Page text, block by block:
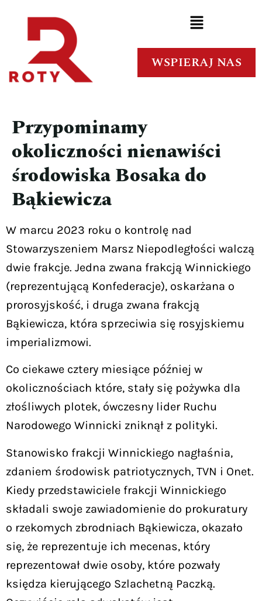
WSPIERAJ NAS
Przypominamy
okoliczności nienawiści
środowiska Bosaka do
Bąkiewicza
W marcu 2023 roku o kontrolę nad
Stowarzyszeniem Marsz Niepodległości walczą
dwie frakcje. Jedna zwana frakcją Winnickiego
(reprezentującą Konfederacje), oskarżana o
prorosyjskość, i druga zwana frakcją
Bąkiewicza, która sprzeciwia się rosyjskiemu
imperializmowi.
Co ciekawe cztery miesiące później w
okolicznościach które, stały się pożywka dla
złośliwych plotek, ówczesny lider Ruchu
Narodowego Winnicki zniknął z polityki.
Stanowisko frakcji Winnickiego nagłaśnia,
zdaniem środowisk patriotycznych, TVN i Onet.
Kiedy przedstawiciele frakcji Winnickiego
składali swoje zawiadomienie do prokuratury
o rzekomych zbrodniach Bąkiewicza, okazało
się, że reprezentuje ich mecenas, który
reprezentował dwie osoby, które pozwały
księdza kierującego Szlachetną Paczką.